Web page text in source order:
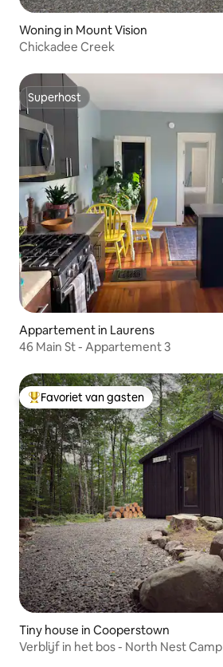
Woning in Mount Vision
Chickadee Creek
Superhost
Superhost
Appartement in Laurens
46 Main St - Appartement 3
Topfavoriet van gasten
Favoriet van gasten
Tiny house in Cooperstown
Verblijf in het bos - North Nest Camp